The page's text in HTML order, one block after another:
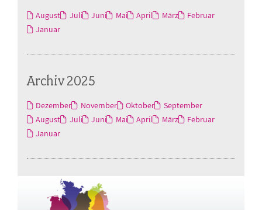
August Juli Juni Mai April März
Februar
Januar
Archiv 2025
Dezember November Oktober
September
August
Juli Juni Mai April März
Februar
Januar